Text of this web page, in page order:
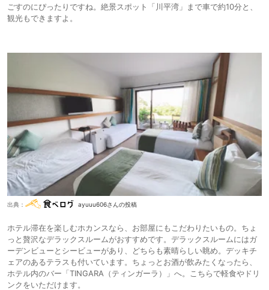
ごすのにぴったりですね。絶景スポット「川平湾」まで車で約10分と、
観光もできますよ。
出典： ayuuu606さんの投稿
ホテル滞在を楽しむホカンスなら、お部屋にもこだわりたいもの。ちょ
っと贅沢なデラックスルームがおすすめです。デラックスルームにはガ
ーデンビューとシービューがあり、どちらも素晴らしい眺め。デッキチ
ェアのあるテラスも付いています。ちょっとお酒が飲みたくなったら、
ホテル内のバー「TINGARA（ティンガーラ）」へ。こちらで軽食やドリ
ンクをいただけます。